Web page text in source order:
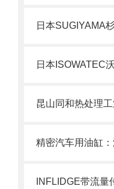
昆山同和热处理